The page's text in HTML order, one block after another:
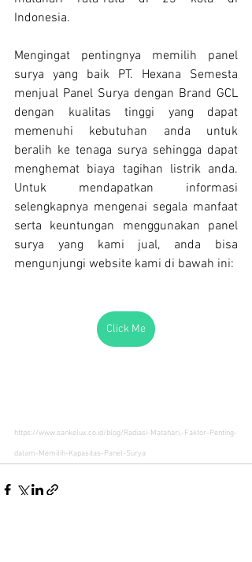
Indonesia.
Mengingat pentingnya memilih panel
surya yang baik PT. Hexana Semesta
menjual Panel Surya dengan Brand GCL
dengan kualitas tinggi yang dapat
memenuhi kebutuhan anda untuk
beralih ke tenaga surya sehingga dapat
menghemat biaya tagihan listrik anda.
Untuk mendapatkan informasi
selengkapnya mengenai segala manfaat
serta keuntungan menggunakan panel
surya yang kami jual, anda bisa
mengunjungi website kami di bawah ini:
Click Me
https://www.sankelux.co.id/blog/Radiasi-Matahari,-Faktor-Penting-
dalam-Memilih-Kapasitas-Panel-Surya